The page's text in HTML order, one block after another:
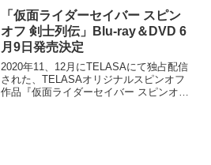
「仮面ライダーセイバー スピン
オフ 剣士列伝」Blu-ray＆DVD 6
月9日発売決定
2020年11、12月にTELASAにて独占配信
された、TELASAオリジナルスピンオフ
作品『仮面ライダーセイバー スピンオフ